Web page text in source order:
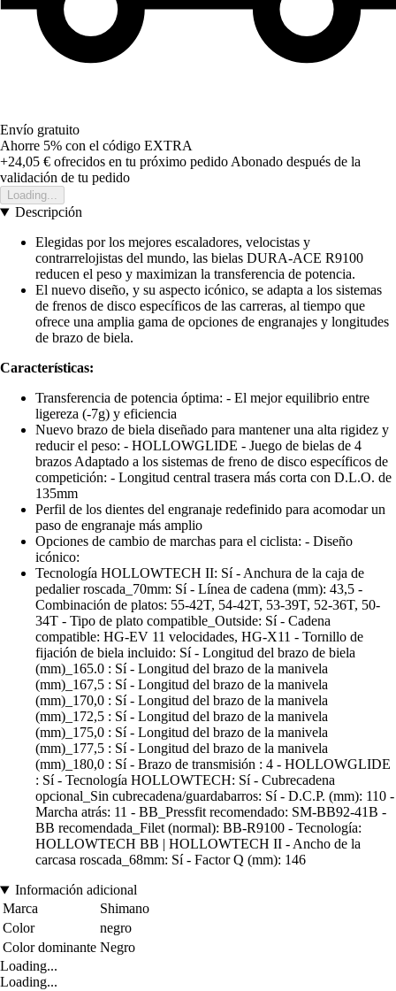
Envío gratuito
Ahorre 5% con el código EXTRA
+24,05 € ofrecidos en tu próximo pedido Abonado después de la
validación de tu pedido
Loading...
Descripción
Elegidas por los mejores escaladores, velocistas y
contrarrelojistas del mundo, las bielas DURA-ACE R9100
reducen el peso y maximizan la transferencia de potencia.
El nuevo diseño, y su aspecto icónico, se adapta a los sistemas
de frenos de disco específicos de las carreras, al tiempo que
ofrece una amplia gama de opciones de engranajes y longitudes
de brazo de biela.
Características:
Transferencia de potencia óptima: - El mejor equilibrio entre
ligereza (-7g) y eficiencia
Nuevo brazo de biela diseñado para mantener una alta rigidez y
reducir el peso: - HOLLOWGLIDE - Juego de bielas de 4
brazos Adaptado a los sistemas de freno de disco específicos de
competición: - Longitud central trasera más corta con D.L.O. de
135mm
Perfil de los dientes del engranaje redefinido para acomodar un
paso de engranaje más amplio
Opciones de cambio de marchas para el ciclista: - Diseño
icónico:
Tecnología HOLLOWTECH II: Sí - Anchura de la caja de
pedalier roscada_70mm: Sí - Línea de cadena (mm): 43,5 -
Combinación de platos: 55-42T, 54-42T, 53-39T, 52-36T, 50-
34T - Tipo de plato compatible_Outside: Sí - Cadena
compatible: HG-EV 11 velocidades, HG-X11 - Tornillo de
fijación de biela incluido: Sí - Longitud del brazo de biela
(mm)_165.0 : Sí - Longitud del brazo de la manivela
(mm)_167,5 : Sí - Longitud del brazo de la manivela
(mm)_170,0 : Sí - Longitud del brazo de la manivela
(mm)_172,5 : Sí - Longitud del brazo de la manivela
(mm)_175,0 : Sí - Longitud del brazo de la manivela
(mm)_177,5 : Sí - Longitud del brazo de la manivela
(mm)_180,0 : Sí - Brazo de transmisión : 4 - HOLLOWGLIDE
: Sí - Tecnología HOLLOWTECH: Sí - Cubrecadena
opcional_Sin cubrecadena/guardabarros: Sí - D.C.P. (mm): 110 -
Marcha atrás: 11 - BB_Pressfit recomendado: SM-BB92-41B -
BB recomendada_Filet (normal): BB-R9100 - Tecnología:
HOLLOWTECH BB | HOLLOWTECH II - Ancho de la
carcasa roscada_68mm: Sí - Factor Q (mm): 146
Información adicional
Marca
Shimano
Color
negro
Color dominante Negro
Loading...
Loading...